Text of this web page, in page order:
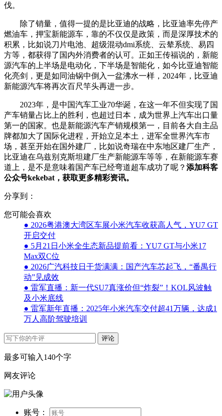
伐。
除了销量，值得一提的是比亚迪的战略，比亚迪率先停产
燃油车，押宝新能源车，靠的不仅仅是政策，而是深厚技术的
积累，比如说刀片电池、超级混动dmi系统、云辇系统、易四
方等，都获得了国内外消费者的认可。正如王传福说的，新能
源汽车的上半场是电动化，下半场是智能化，如今比亚迪智能
化亮剑，更是如同油锅中倒入一盆沸水一样，2024年，比亚迪
新能源汽车将再次百尺竿头再进一步。
2023年，是中国汽车工业70华诞，在这一年不但实现了国
产车销量占比上的胜利，也超过日本，成为世界上汽车出口量
第一的国家。也是新能源汽车产销规模第一，目前各大自主品
牌都加大了国际化进程，开始立足本土，进军全世界汽车市
场，甚至开始在国外建厂，比如说奇瑞在中东地区建厂生产，
比亚迪在乌兹别克斯坦建厂生产新能源车等等，在新能源车赛
道上，是不是意味着国产车已经弯道超车成功了呢？ 添加科客
公众号kekebat，获取更多精彩资讯。
分享到：
您可能会喜欢
● 2026粤港澳大湾区车展小米汽车收获高人气，YU7 GT
开启交付
● 5月21日小米全生态新品提前看：YU7 GT与小米17
Max双C位
● 2026广汽科技日干货满满：国产汽车芯起飞，“番禺行
动”见成效
● 雷军直播：新一代SU7真涨价但“炸裂”！KOL风波触
及小米底线
● 雷军新年直播：2025年小米汽车交付超41万辆，达成1
万人高阶驾驶培训
评论
最多可输入140个字
网友评论
账号：